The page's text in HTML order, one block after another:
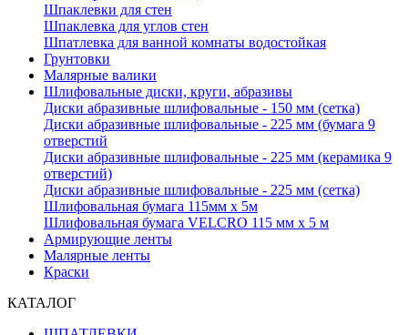
Шпаклевки для стен
Шпаклевка для углов стен
Шпатлевка для ванной комнаты водостойкая
Грунтовки
Малярные валики
Шлифовальные диски, круги, абразивы
Диски абразивные шлифовальные - 150 мм (сетка)
Диски абразивные шлифовальные - 225 мм (бумага 9
отверстий
Диски абразивные шлифовальные - 225 мм (керамика 9
отверстий)
Диски абразивные шлифовальные - 225 мм (сетка)
Шлифовальная бумага 115мм х 5м
Шлифовальная бумага VELCRO 115 мм х 5 м
Армирующие ленты
Малярные ленты
Краски
КАТАЛОГ